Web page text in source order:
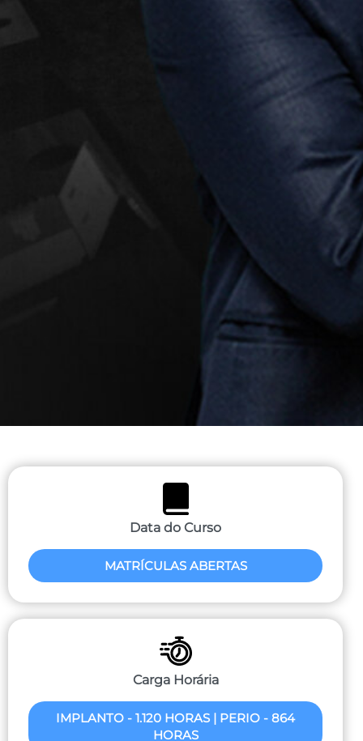
Data do Curso
MATRÍCULAS ABERTAS
Carga Horária
IMPLANTO - 1.120 HORAS | PERIO - 864
HORAS